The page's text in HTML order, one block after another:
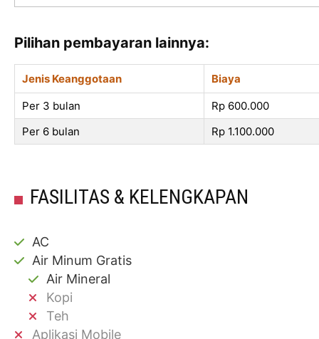
Pilihan pembayaran lainnya:
Jenis Keanggotaan
Biaya
Per 3 bulan
Rp 600.000
Per 6 bulan
Rp 1.100.000
FASILITAS & KELENGKAPAN
AC
Air Minum Gratis
Air Mineral
Kopi
Teh
Aplikasi Mobile